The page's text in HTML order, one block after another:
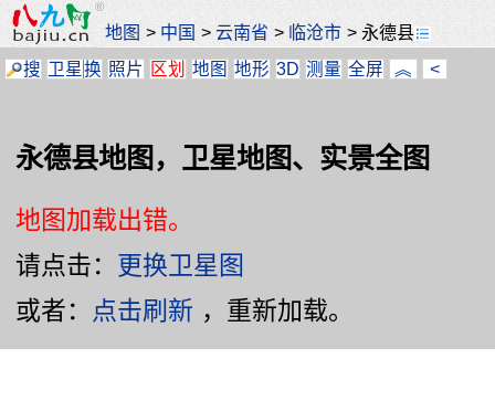
地图 > 中国 >云南省 > 临沧市 >永德县
搜 卫星换 照片 区划 地图 地形 3D 测量 全屏 ︽ <
永德县地图，卫星地图、实景全图
地图加载出错。
请点击： 更换卫星图
或者：
点击刷新 ，重新加载。